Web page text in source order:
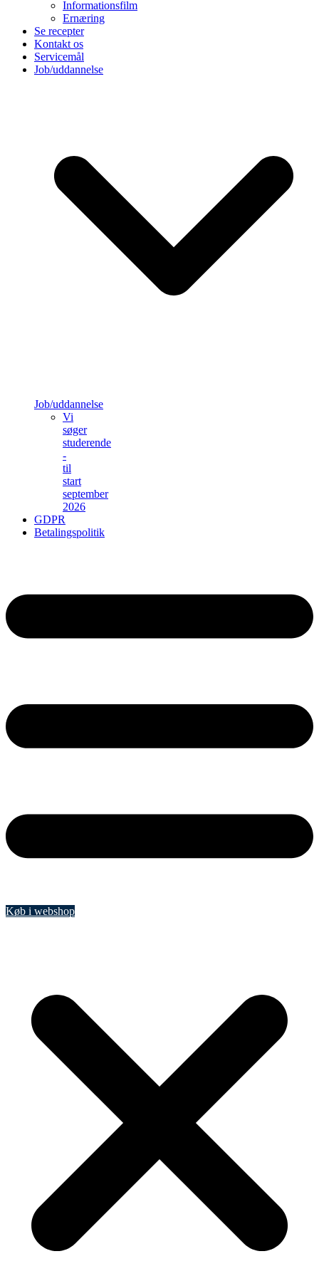
Informationsfilm
Ernæring
Se recepter
Kontakt os
Servicemål
Job/uddannelse
Job/uddannelse
Vi
søger
studerende
-
til
start
september
2026
GDPR
Betalingspolitik
Køb i webshop